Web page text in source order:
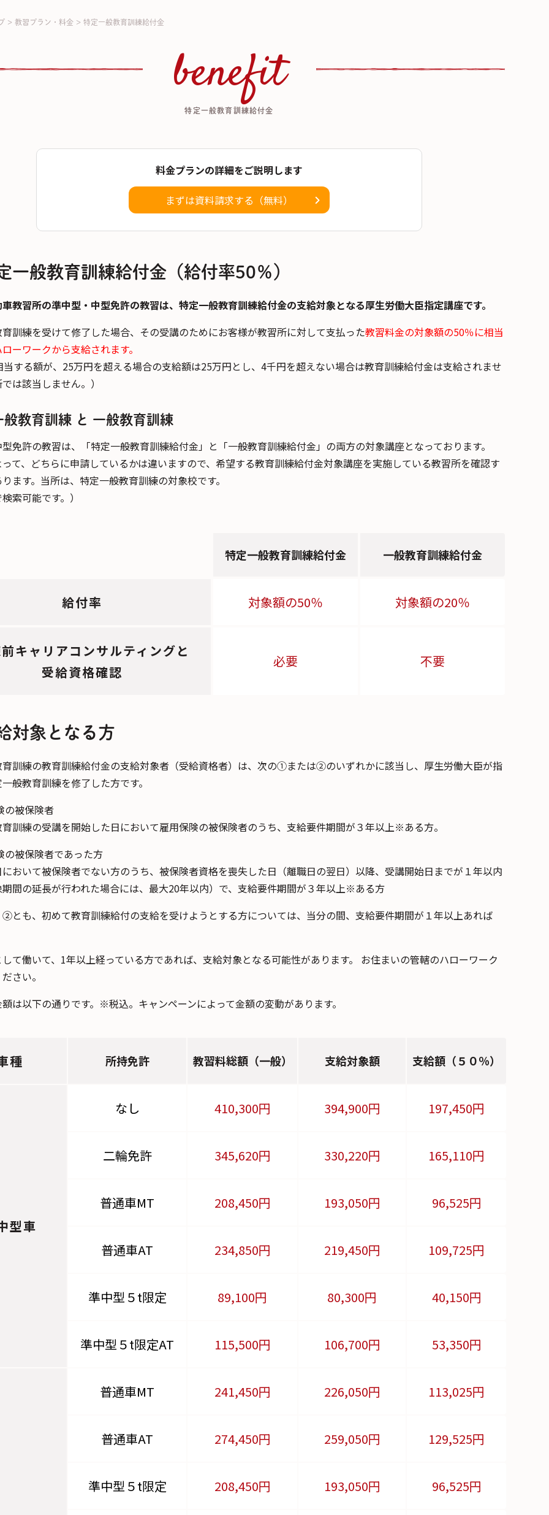
> 教習プラン・料金 > 特定一般教育訓練給付金
benefit
特定一般教育訓練給付金
料金プランの詳細をご説明します
まずは資料請求する（無料）
一般教育訓練給付金（給付率50％）
教習所の準中型・中型免許の教習は、特定一般教育訓練給付金の支給対象となる厚生労働大臣指定講座です。
訓練を受けて修了した場合、その受講のためにお客様が教習所に対して支払った教習料金の対象額の50％に相当
ーワークから支給されます。
する額が、25万円を超える場合の支給額は25万円とし、4千円を超えない場合は教育訓練給付金は支給されませ
は該当しません。）
般教育訓練 と 一般教育訓練
免許の教習は、「特定一般教育訓練給付金」と「一般教育訓練給付金」の両方の対象講座となっております。
て、どちらに申請しているかは違いますので、希望する教育訓練給付金対象講座を実施している教習所を確認す
ます。当所は、特定一般教育訓練の対象校です。
索可能です。）
特定一般教育訓練給付金 一般教育訓練給付金
給付率 対象額の50％ 対象額の20％
キャリアコンサルティングと
受給資格確認
必要 不要
対象となる方
訓練の教育訓練給付金の支給対象者（受給資格者）は、次の①または②のいずれかに該当し、厚生労働大臣が指
般教育訓練を修了した方です。
被保険者
訓練の受講を開始した日において雇用保険の被保険者のうち、支給要件期間が３年以上※ある方。
被保険者であった方
おいて被保険者でない方のうち、被保険者資格を喪失した日（離職日の翌日）以降、受講開始日までが１年以内
間の延長が行われた場合には、最大20年以内）で、支給要件期間が３年以上※ある方
も、初めて教育訓練給付の支給を受けようとする方については、当分の間、支給要件期間が１年以上あれば
て働いて、1年以上経っている方であれば、支給対象となる可能性があります。 お住まいの管轄のハローワーク
さい。
は以下の通りです。※税込。キャンペーンによって金額の変動があります。
種 所持免許 教習料総額（一般） 支給対象額 支給額（５０％）
型車
なし 410,300円 394,900円 197,450円
二輪免許 345,620円 330,220円 165,110円
普通車MT 208,450円 193,050円 96,525円
普通車AT 234,850円 219,450円 109,725円
準中型５t限定 89,100円 80,300円 40,150円
準中型５t限定AT 115,500円 106,700円 53,350円
普通車MT 241,450円 226,050円 113,025円
普通車AT 274,450円 259,050円 129,525円
準中型５t限定 208,450円 193,050円 96,525円